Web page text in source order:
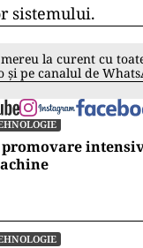
sistemului.
la curent cu
și pe canalul de
promovare